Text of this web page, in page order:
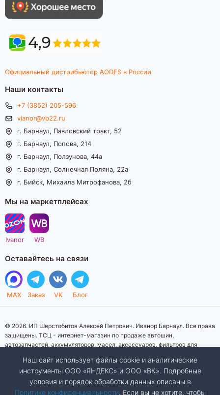
Официальный дистрибьютор AODES в России
Наши контакты
+7 (3852) 205-596
vianor@vb22.ru
г. Барнаул, Павловский тракт, 52
г. Барнаул, Попова, 214
г. Барнаул, Ползунова, 44а
г. Барнаул, Солнечная Поляна, 22а
г. Бийск, Михаила Митрофанова, 2б
Мы на маркетплейсах
Ivanor WB
Оставайтесь на связи
MAX Заказ VK Блог
© 2026. ИП Шерстобитов Алексей Петрович. Иванор Барнаул. Все права
защищены. ТСЦ - интернет-магазин по продаже автошин,
автозапчастей, аккумуляторов, масел, аксессуаров, фильтров для
информационный характер. Представленная информация о товарах, их
стоимости, характеристик, фото, наличия на складе ни при каких
условиях не является публичной офертой, определяемой положениями
Статьи 437 (2) Гражданского кодекса Российской Федерации.
Наш сайт использует файлы cookie и аналитические
инструменты ООО «ЯНДЕКС» и ООО «ВК». Подробные
условия и порядок обработки данных описаны в
Политике конфиденциальности. Если вы не хотите, чтобы